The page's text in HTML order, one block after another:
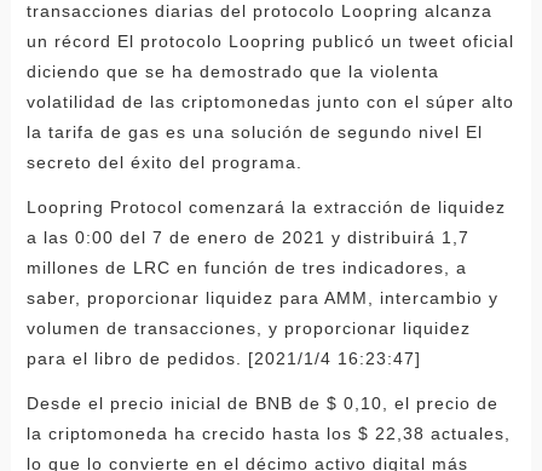
transacciones diarias del protocolo Loopring alcanza
un récord El protocolo Loopring publicó un tweet oficial
diciendo que se ha demostrado que la violenta
volatilidad de las criptomonedas junto con el súper alto
la tarifa de gas es una solución de segundo nivel El
secreto del éxito del programa.
Loopring Protocol comenzará la extracción de liquidez
a las 0:00 del 7 de enero de 2021 y distribuirá 1,7
millones de LRC en función de tres indicadores, a
saber, proporcionar liquidez para AMM, intercambio y
volumen de transacciones, y proporcionar liquidez
para el libro de pedidos. [2021/1/4 16:23:47]
Desde el precio inicial de BNB de $ 0,10, el precio de
la criptomoneda ha crecido hasta los $ 22,38 actuales,
lo que lo convierte en el décimo activo digital más